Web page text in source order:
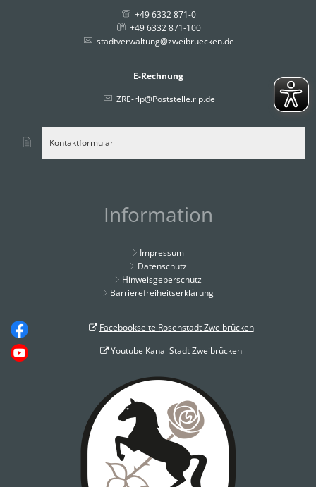
+49 6332 871-0
+49 6332 871-100
stadtverwaltung@zweibruecken.de
E-Rechnung
ZRE-rlp@Poststelle.rlp.de
Kontaktformular
Information
Impressum
Datenschutz
Hinweisgeberschutz
Barrierefreiheitserklärung
Facebookseite Rosenstadt Zweibrücken
Youtube Kanal Stadt Zweibrücken